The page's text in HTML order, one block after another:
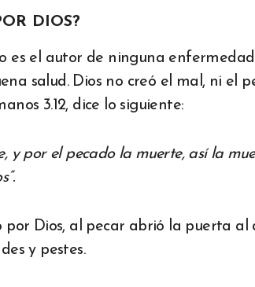
DIOS?
es el autor de ninguna
salud. Dios no creó el mal, ni el
3.12, dice lo siguiente:
y por el pecado la muerte, así la
Dios, al pecar abrió la puerta al
y pestes.